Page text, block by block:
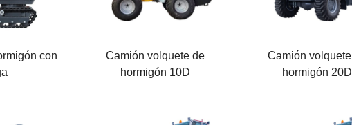
con
Camión volquete de
hormigón 10D
29 KW
1300 KG
Camión
hormigón 20D
37 KW
2000 KG